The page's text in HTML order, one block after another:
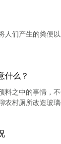
们产生的粪便
什么？
之中的事情，
村厕所改造玻